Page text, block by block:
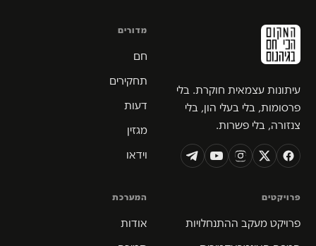
עיתונות עצמאית חוקרת. בלי
פרסומות, בלי בעלי הון, בלי
צנזורה, בלי פשרות.
מדורים
חם
תחקירים
דעות
מגזין
וידאו
פרויקטים
פרויקט מעקב ההתנחלויות
המערכת
אודות